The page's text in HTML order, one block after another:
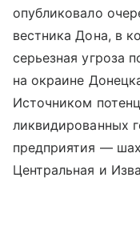
опубликовало
вестника Дона, в
серьезная угроза
на окраине
Источником
ликвидированных
предприятия —
Центральная и